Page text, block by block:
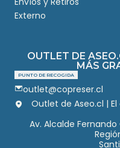
Externo
OUTLET DE
MÁS
PUNTO DE RECOGIDA
outlet@copreser.cl
Outlet de Aseo.cl |
Av. Alcalde Fernando